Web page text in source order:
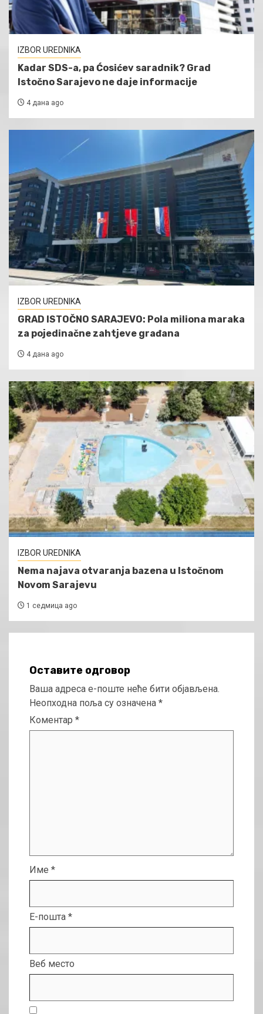
IZBOR UREDNIKA
Kadar SDS-a, pa Ćosićev saradnik? Grad
Istočno Sarajevo ne daje informacije
4 дана ago
IZBOR UREDNIKA
GRAD ISTOČNO SARAJEVO: Pola miliona maraka
za pojedinačne zahtjeve građana
4 дана ago
IZBOR UREDNIKA
Nema najava otvaranja bazena u Istočnom
Novom Sarajevu
1 седмица ago
Оставите одговор
Ваша адреса е-поште неће бити објављена.
Неопходна поља су означена *
Коментар *
Име *
Е-пошта *
Веб место